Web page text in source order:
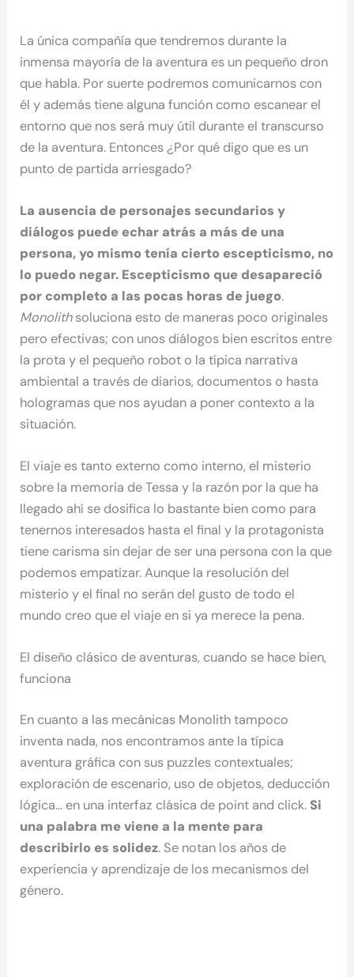
La única compañía que tendremos durante la
inmensa mayoría de la aventura es un pequeño dron
que habla. Por suerte podremos comunicarnos con
él y además tiene alguna función como escanear el
entorno que nos será muy útil durante el transcurso
de la aventura. Entonces ¿Por qué digo que es un
punto de partida arriesgado?
La ausencia de personajes secundarios y
diálogos puede echar atrás a más de una
persona, yo mismo tenía cierto escepticismo, no
lo puedo negar. Escepticismo que desapareció
por completo a las pocas horas de juego.
Monolithsoluciona esto de maneras poco originales
pero efectivas; con unos diálogos bien escritos entre
la prota y el pequeño robot o la típica narrativa
ambiental a través de diarios, documentos o hasta
hologramas que nos ayudan a poner contexto a la
situación.
El viaje es tanto externo como interno, el misterio
sobre la memoria de Tessa y la razón por la que ha
llegado ahí se dosifica lo bastante bien como para
tenernos interesados hasta el final y la protagonista
tiene carisma sin dejar de ser una persona con la que
podemos empatizar. Aunque la resolución del
misterio y el final no serán del gusto de todo el
mundo creo que el viaje en si ya merece la pena.
El diseño clásico de aventuras, cuando se hace bien,
funciona
En cuanto a las mecánicas Monolith tampoco
inventa nada, nos encontramos ante la típica
aventura gráfica con sus puzzles contextuales;
exploración de escenario, uso de objetos, deducción
lógica… en una interfaz clásica de point and click. Si
una palabra me viene a la mente para
describirlo es solidez. Se notan los años de
experiencia y aprendizaje de los mecanismos del
género.